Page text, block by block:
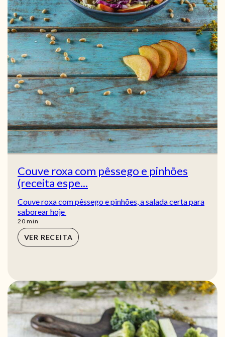
Couve roxa com pêssego e pinhões
(receita espe...
Couve roxa com pêssego e pinhões, a salada certa para
saborear hoje
20min
min
VER RECEITA